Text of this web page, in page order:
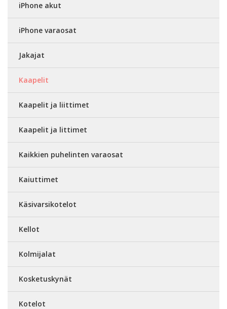
iPhone akut
iPhone varaosat
Jakajat
Kaapelit
Kaapelit ja liittimet
Kaapelit ja littimet
Kaikkien puhelinten varaosat
Kaiuttimet
Käsivarsikotelot
Kellot
Kolmijalat
Kosketuskynät
Kotelot